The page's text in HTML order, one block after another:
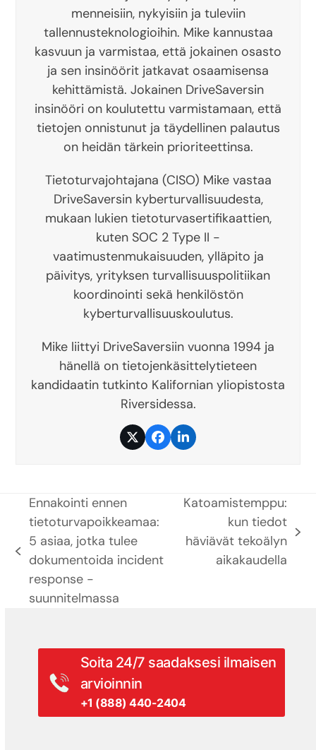
menneisiin, nykyisiin ja tuleviin
tallennusteknologioihin. Mike kannustaa
kasvuun ja varmistaa, että jokainen osasto
ja sen insinöörit jatkavat osaamisensa
kehittämistä. Jokainen DriveSaversin
insinööri on koulutettu varmistamaan, että
tietojen onnistunut ja täydellinen palautus
on heidän tärkein prioriteettinsa.
Tietoturvajohtajana (CISO) Mike vastaa
DriveSaversin kyberturvallisuudesta,
mukaan lukien tietoturvasertifikaattien,
kuten SOC 2 Type II -
vaatimustenmukaisuuden, ylläpito ja
päivitys, yrityksen turvallisuuspolitiikan
koordinointi sekä henkilöstön
kyberturvallisuuskoulutus.
Mike liittyi DriveSaversiin vuonna 1994 ja
hänellä on tietojenkäsittelytieteen
kandidaatin tutkinto Kalifornian yliopistosta
Riversidessa.
TwitterFacebook
LinkedIn
previous
post:
Ennakointi ennen
tietoturvapoikkeamaa:
5 asiaa, jotka tulee
dokumentoida incident
response -
suunnitelmassa
next
Katoamistemppu:
kun tiedot
häviävät tekoälyn
aikakaudella
Soita 24/7 saadaksesi ilmaisen
arvioinnin
+1 (888) 440-2404